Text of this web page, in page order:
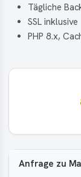
Tägliche
SSL inklusive
PHP 8.x,
Anfrage zu